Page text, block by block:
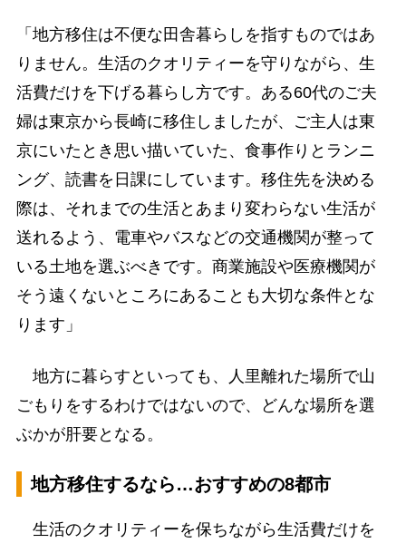
「地方移住は不便な田舎暮らしを指すものではあ
りません。生活のクオリティーを守りながら、生
活費だけを下げる暮らし方です。ある60代のご夫
婦は東京から長崎に移住しましたが、ご主人は東
京にいたとき思い描いていた、食事作りとランニ
ング、読書を日課にしています。移住先を決める
際は、それまでの生活とあまり変わらない生活が
送れるよう、電車やバスなどの交通機関が整って
いる土地を選ぶべきです。商業施設や医療機関が
そう遠くないところにあることも大切な条件とな
ります」
地方に暮らすといっても、人里離れた場所で山
ごもりをするわけではないので、どんな場所を選
ぶかが肝要となる。
地方移住するなら…おすすめの8都市
生活のクオリティーを保ちながら生活費だけを